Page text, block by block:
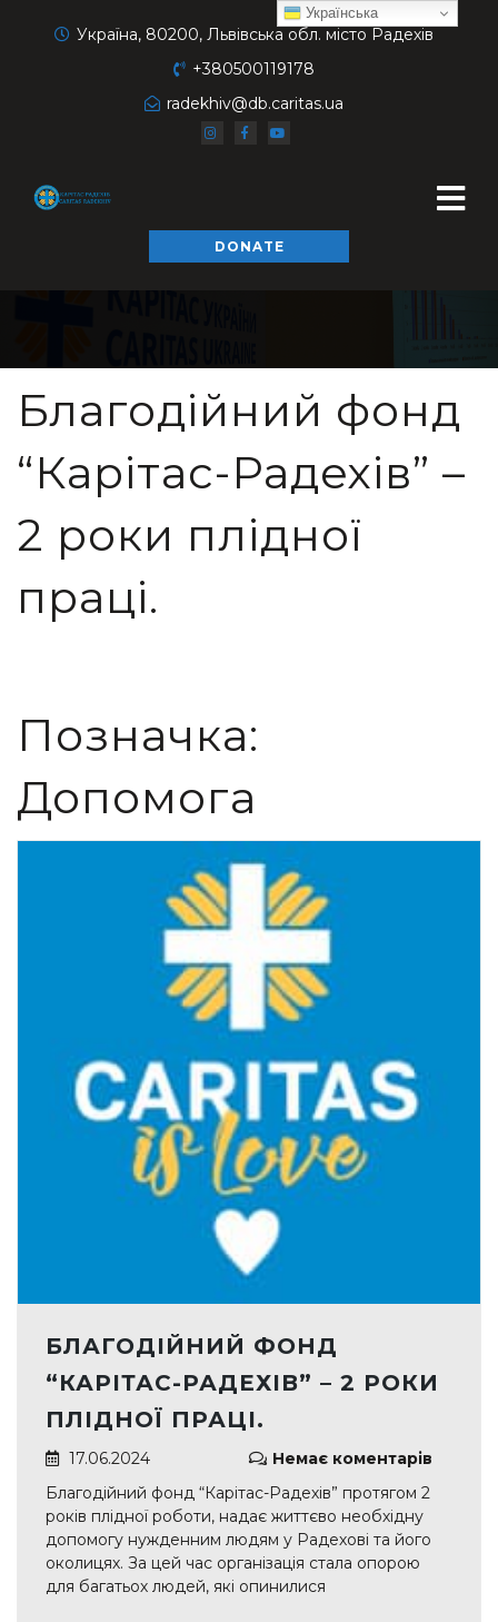
Україна, 80200, Львівська обл. місто Радехів
+380500119178
radekhiv@db.caritas.ua
DONATE
Благодійний фонд
“Карітас-Радехів” –
2 роки плідної
праці.
Позначка:
Допомога
БЛАГОДІЙНИЙ ФОНД
“КАРІТАС-РАДЕХІВ” – 2 РОКИ
ПЛІДНОЇ ПРАЦІ.
17.06.2024
Немає коментарів
Благодійний фонд “Карітас-Радехів” протягом 2
років плідної роботи, надає життєво необхідну
допомогу нужденним людям у Радехові та його
околицях. За цей час організація стала опорою
для багатьох людей, які опинилися
Українська